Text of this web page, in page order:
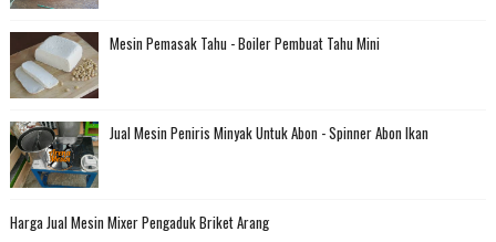
Mesin Pemasak Tahu - Boiler Pembuat Tahu Mini
Jual Mesin Peniris Minyak Untuk Abon - Spinner Abon Ikan
Harga Jual Mesin Mixer Pengaduk Briket Arang